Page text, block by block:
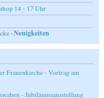
14 - 17 Uhr
·Neuigkeiten
Frauenkirche - Vortrag am
- Jubiläumsausstellung